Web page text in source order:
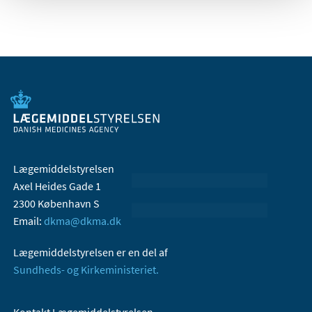
Lægemiddelstyrelsen
Axel Heides Gade 1
2300 København S
Email: dkma@dkma.dk
Lægemiddelstyrelsen er en del af
Sundheds- og Kirkeministeriet.